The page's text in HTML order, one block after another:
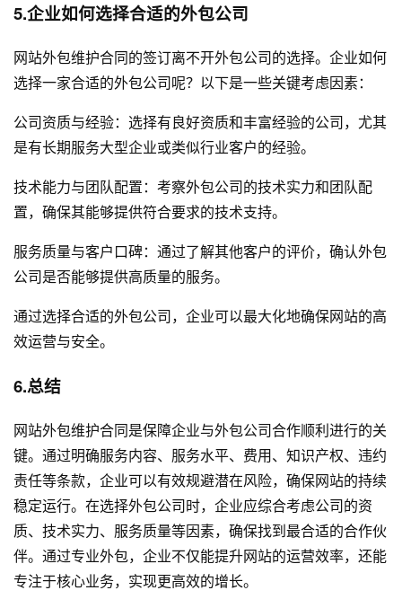
5.企业如何选择合适的外包公司
网站外包维护合同的签订离不开外包公司的选择。企业如何
选择一家合适的外包公司呢？以下是一些关键考虑因素：
公司资质与经验：选择有良好资质和丰富经验的公司，尤其
是有长期服务大型企业或类似行业客户的经验。
技术能力与团队配置：考察外包公司的技术实力和团队配
置，确保其能够提供符合要求的技术支持。
服务质量与客户口碑：通过了解其他客户的评价，确认外包
公司是否能够提供高质量的服务。
通过选择合适的外包公司，企业可以最大化地确保网站的高
效运营与安全。
6.总结
网站外包维护合同是保障企业与外包公司合作顺利进行的关
键。通过明确服务内容、服务水平、费用、知识产权、违约
责任等条款，企业可以有效规避潜在风险，确保网站的持续
稳定运行。在选择外包公司时，企业应综合考虑公司的资
质、技术实力、服务质量等因素，确保找到最合适的合作伙
伴。通过专业外包，企业不仅能提升网站的运营效率，还能
专注于核心业务，实现更高效的增长。